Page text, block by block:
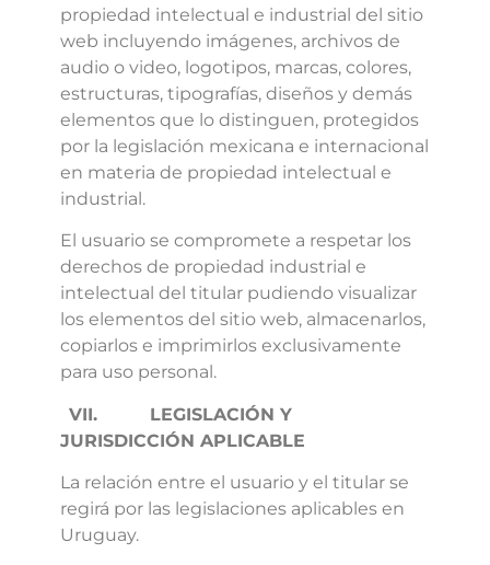
propiedad intelectual e industrial del sitio
web incluyendo imágenes, archivos de
audio o video, logotipos, marcas, colores,
estructuras, tipografías, diseños y demás
elementos que lo distinguen, protegidos
por la legislación mexicana e internacional
en materia de propiedad intelectual e
industrial.
El usuario se compromete a respetar los
derechos de propiedad industrial e
intelectual del titular pudiendo visualizar
los elementos del sitio web, almacenarlos,
copiarlos e imprimirlos exclusivamente
para uso personal.
VII.
LEGISLACIÓN Y
JURISDICCIÓN APLICABLE
La relación entre el usuario y el titular se
regirá por las legislaciones aplicables en
Uruguay.